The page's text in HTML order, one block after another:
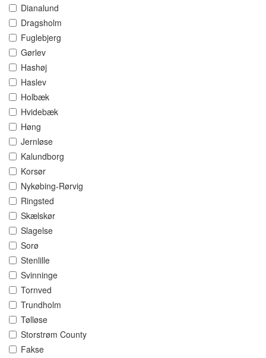
Dianalund
Dragsholm
Fuglebjerg
Gørlev
Hashøj
Haslev
Holbæk
Hvidebæk
Høng
Jernløse
Kalundborg
Korsør
Nykøbing-Rørvig
Ringsted
Skælskør
Slagelse
Sorø
Stenlille
Svinninge
Tornved
Trundholm
Tølløse
Storstrøm County
Fakse